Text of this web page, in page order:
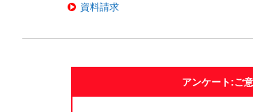
資料請求
アンケート:ご